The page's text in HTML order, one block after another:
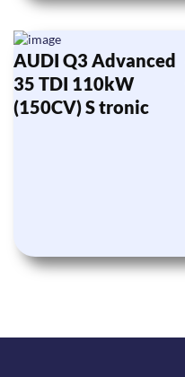
AUDI Q3 Advanced
35 TDI 110kW
(150CV) S tronic